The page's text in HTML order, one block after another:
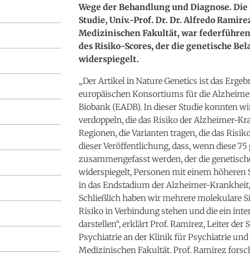
Wege der Behandlung und Diagnose. Die
Studie, Univ.-Prof. Dr. Dr. Alfredo
Medizinischen Fakultät, war
des Risiko-Scores, der die genetische
widerspiegelt.
„Der Artikel in Nature Genetics ist das
europäischen Konsortiums für die
Biobank (EADB). In dieser Studie konnten
verdoppeln, die das Risiko der Alzheimer-
Regionen, die Varianten tragen, die das
dieser Veröffentlichung, dass, wenn diese
zusammengefasst werden, der die
widerspiegelt, Personen mit einem
in das Endstadium der Alzheimer-
Schließlich haben wir mehrere molekulare
Risiko in Verbindung stehen und die ein
darstellen“, erklärt Prof. Ramirez, Leiter
Psychiatrie an der Klinik für Psychiatrie
Medizinischen Fakultät. Prof. Ramirez